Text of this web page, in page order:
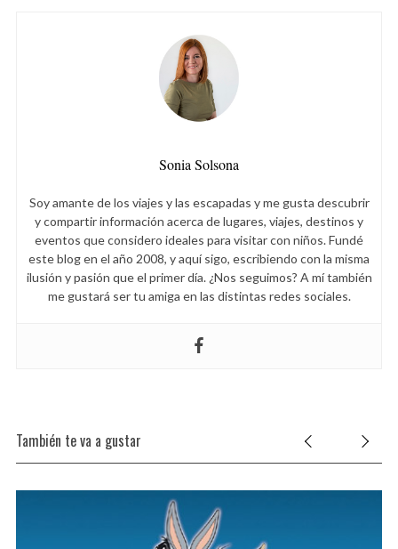
Sonia Solsona
Soy amante de los viajes y las escapadas y me gusta descubrir
y compartir información acerca de lugares, viajes, destinos y
eventos que considero ideales para visitar con niños. Fundé
este blog en el año 2008, y aquí sigo, escribiendo con la misma
ilusión y pasión que el primer día. ¿Nos seguimos? A mí también
me gustará ser tu amiga en las distintas redes sociales.
También te va a gustar